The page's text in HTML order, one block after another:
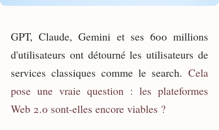
GPT, Claude, Gemini et ses 600 millions
d'utilisateurs ont détourné les utilisateurs de
services classiques comme le search. Cela
pose une vraie question : les plateformes
Web 2.0 sont-elles encore viables ?